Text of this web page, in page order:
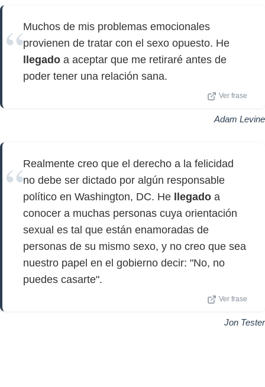
Muchos de mis problemas emocionales
provienen de tratar con el sexo opuesto. He
llegado a aceptar que me retiraré antes de
poder tener una relación sana.
Ver frase
Adam Levine
Realmente creo que el derecho a la felicidad
no debe ser dictado por algún responsable
político en Washington, DC. He
llegado a
conocer a muchas personas cuya orientación
sexual es tal que están enamoradas de
personas de su mismo sexo, y no creo que sea
nuestro papel en el gobierno decir: "No, no
puedes casarte".
Ver frase
Jon Tester